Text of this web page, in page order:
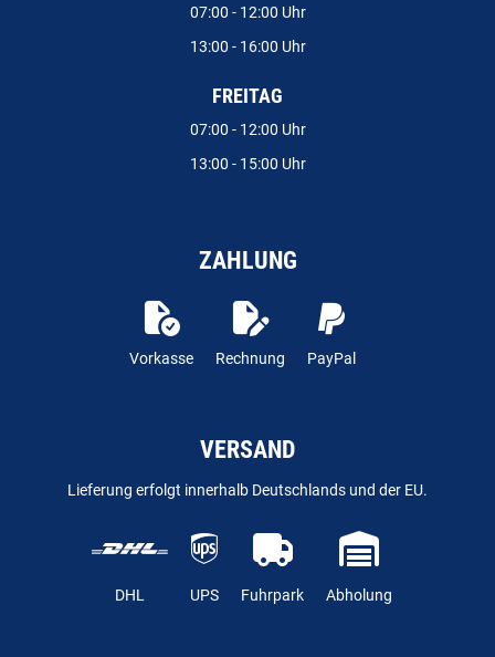
07:00 - 12:00 Uhr
13:00 - 16:00 Uhr
FREITAG
07:00 - 12:00 Uhr
13:00 - 15:00 Uhr
ZAHLUNG
Vorkasse Rechnung PayPal
VERSAND
Lieferung erfolgt innerhalb Deutschlands und der EU.
DHL UPS Fuhrpark Abholung